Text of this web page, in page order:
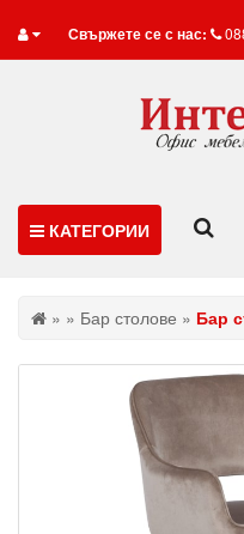
Свържете се с нас:
КАТЕГОРИИ
» » Бар столове » Бар